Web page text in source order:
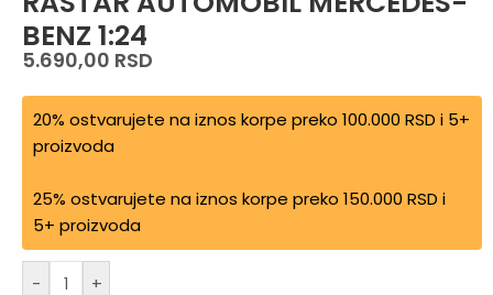
BENZ 1:24
5.690,00 RSD
20% ostvarujete na iznos korpe preko 100.000 RSD i 5+
proizvoda
25% ostvarujete na iznos korpe preko 150.000 RSD i
5+ proizvoda
- +